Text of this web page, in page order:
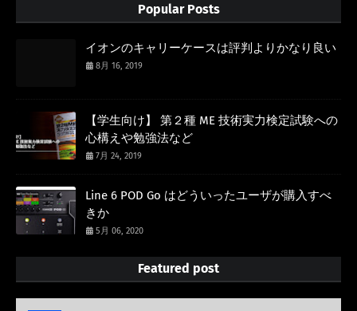
Popular Posts
イオンのキャリーケースは評判よりかなり良い
8月 16, 2019
【学生向け】 第２種 ME 技術実力検定試験への
心構えや勉強法など
7月 24, 2019
Line 6 POD Go はどういったユーザが購入すべ
きか
5月 06, 2020
Featured post